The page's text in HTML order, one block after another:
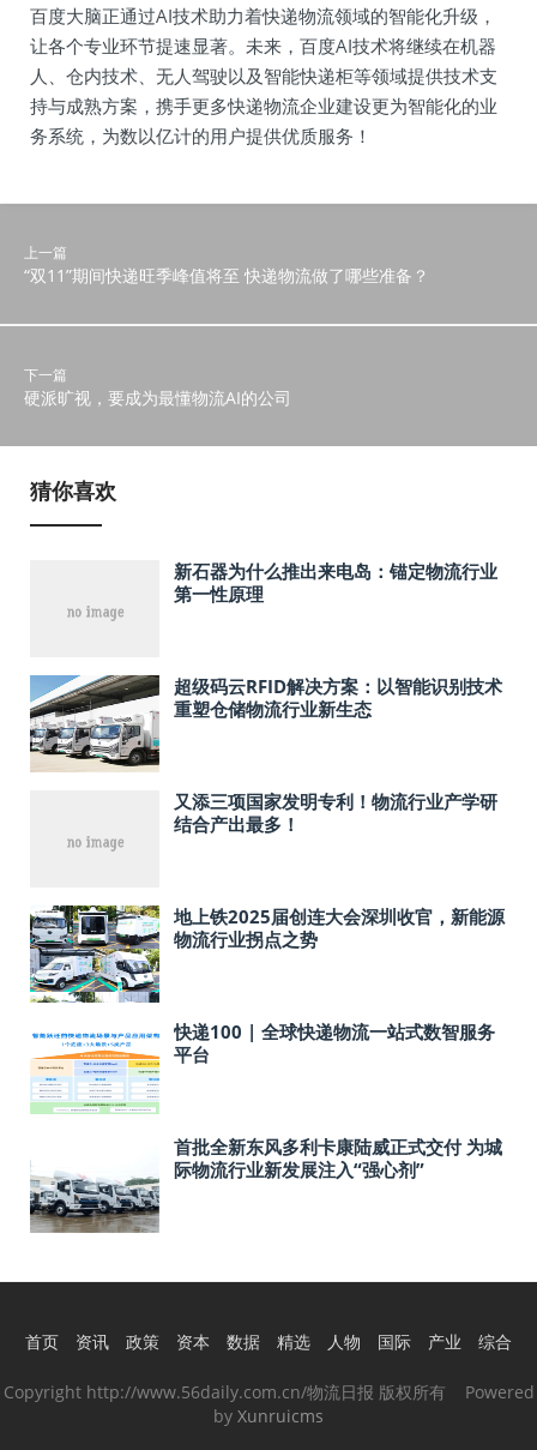
百度大脑正通过AI技术助力着快递物流领域的智能化升级，
让各个专业环节提速显著。未来，百度AI技术将继续在机器
人、仓内技术、无人驾驶以及智能快递柜等领域提供技术支
持与成熟方案，携手更多快递物流企业建设更为智能化的业
务系统，为数以亿计的用户提供优质服务！
上一篇
“双11”期间快递旺季峰值将至 快递物流做了哪些准备？
下一篇
硬派旷视，要成为最懂物流AI的公司
猜你喜欢
新石器为什么推出来电岛：锚定物流行业
第一性原理
超级码云RFID解决方案：以智能识别技术
重塑仓储物流行业新生态
又添三项国家发明专利！物流行业产学研
结合产出最多！
地上铁2025届创连大会深圳收官，新能源
物流行业拐点之势
快递100 | 全球快递物流一站式数智服务
平台
首批全新东风多利卡康陆威正式交付 为城
际物流行业新发展注入“强心剂”
首页 资讯 政策 资本 数据 精选 人物 国际 产业 综合
Copyright http://www.56daily.com.cn/物流日报 版权所有 Powered
by Xunruicms